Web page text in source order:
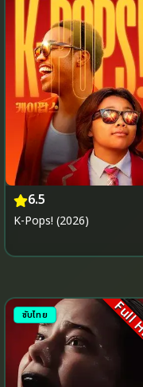
6.5
K-Pops! (2026)
ซับไทย Full